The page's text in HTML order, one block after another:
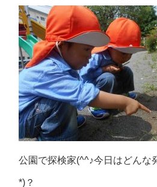
公園で探検家(^^♪今日はどんな
*)？